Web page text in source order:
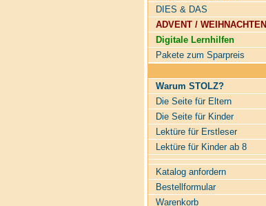
DIES & DAS
ADVENT / WEIHNACHTEN
Digitale Lernhilfen
Pakete zum Sparpreis
Warum STOLZ?
Die Seite für Eltern
Die Seite für Kinder
Lektüre für Erstleser
Lektüre für Kinder ab 8
Katalog anfordern
Bestellformular
Warenkorb